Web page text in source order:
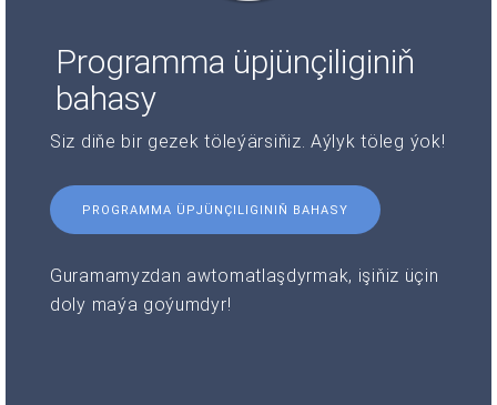
Programma üpjünçiliginiň
bahasy
Siz diňe bir gezek töleýärsiňiz. Aýlyk töleg ýok!
PROGRAMMA ÜPJÜNÇILIGINIŇ BAHASY
Guramamyzdan awtomatlaşdyrmak, işiňiz üçin
doly maýa goýumdyr!